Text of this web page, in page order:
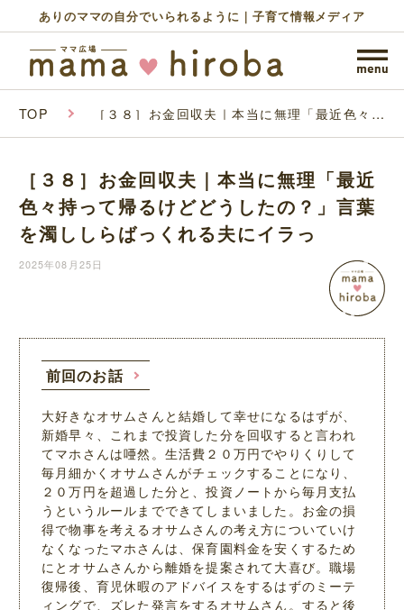
ありのママの自分でいられるように｜子育て情報メディア
TOP ［３８］お金回収夫｜本当に無理「最近色々持
っくれる夫にイラっ
［３８］お金回収夫｜本当に無理「最近
色々持って帰るけどどうしたの？」言葉
を濁ししらばっくれる夫にイラっ
2025年08月25日
前回のお話
大好きなオサムさんと結婚して幸せになるはずが、
新婚早々、これまで投資した分を回収すると言われ
てマホさんは唖然。生活費２０万円でやりくりして
毎月細かくオサムさんがチェックすることになり、
２０万円を超過した分と、投資ノートから毎月支払
うというルールまでできてしまいました。お金の損
得で物事を考えるオサムさんの考え方についていけ
なくなったマホさんは、保育園料金を安くするため
にとオサムさんから離婚を提案されて大喜び。職場
復帰後、育児休暇のアドバイスをするはずのミーテ
ィングで、ズレた発言をするオサムさん。すると後